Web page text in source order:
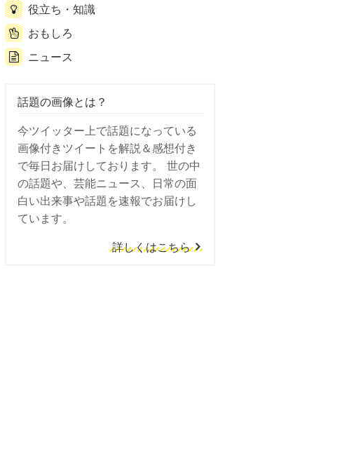
役立ち・知識
おもしろ
ニュース
話題の画像とは？
今ツイッター上で話題になっている
画像付きツイートを解説＆感想付き
で毎日お届けしております。 世の中
の話題や、芸能ニュース、日常の面
白い出来事や話題を速報でお届けし
ています。
詳しくはこちら